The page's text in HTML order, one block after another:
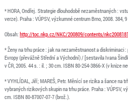
* HORA, Ondřej. Strategie dlouhodobě nezaměstnaných :
verze). Praha : VÚPSV, výzkumné centrum Brno, 2008. 384,
Obsah: http://toc.nkp.cz/NKC/200809/contents/
* Ženy na trhu práce : jak na nezaměstnanost a
Evropy (převážně Střední a Východní) / [sestavila Ivana
v ČR, 2005. 44 s. : il. ; 30 cm. ISBN 80-254-3866-X (v knize
* VYHLÍDAL, Jiří; MAREŠ, Petr. Měnící se rizika a šance na
vybraných rizikových skupin na trhu práce. Praha : VÚPSV,
cm. ISBN 80-87007-07-7 (brož.).